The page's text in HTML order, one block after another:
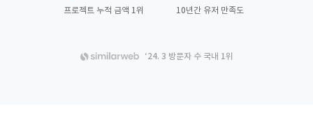
프로젝트 누적 금액 1위 10년간 유저 만족도
‘24. 3 방문자 수 국내 1위